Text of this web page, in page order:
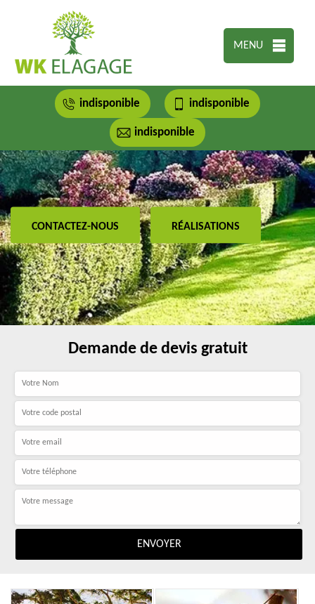
MENU
indisponible indisponible
indisponible
CONTACTEZ-NOUS RÉALISATIONS
Demande de devis gratuit